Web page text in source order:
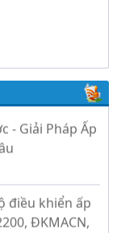
- Giải Pháp Ấp
điều khiển ấp
ĐKMACN,